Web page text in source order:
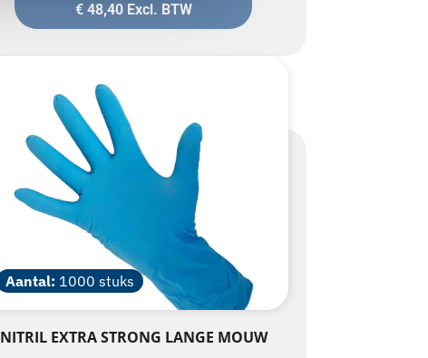
€48,40Excl. BTW
Aantal: 1000 stuks
NITRIL EXTRA STRONG LANGE MOUW